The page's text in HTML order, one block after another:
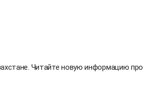
Читайте новую информацию про